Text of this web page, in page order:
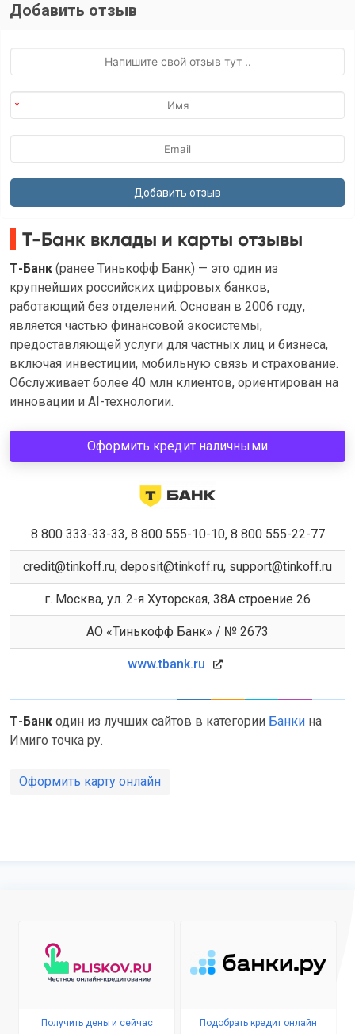
Добавить отзыв
Т-Банк вклады и карты отзывы
Т-Банк (ранее Тинькофф Банк) — это один из
крупнейших российских цифровых банков,
работающий без отделений. Основан в 2006 году,
является частью финансовой экосистемы,
предоставляющей услуги для частных лиц и бизнеса,
включая инвестиции, мобильную связь и страхование.
Обслуживает более 40 млн клиентов, ориентирован на
инновации и AI-технологии.
Оформить кредит наличными
8 800 333-33-33, 8 800 555-10-10, 8 800 555-22-77
credit@tinkoff.ru, deposit@tinkoff.ru, support@tinkoff.ru
г. Москва, ул. 2-я Хуторская, 38А строение 26
АО «Тинькофф Банк» / № 2673
www.tbank.ru
Т-Банк один из лучших сайтов в категории Банки на
Имиго точка ру.
Оформить карту онлайн
Получить деньги сейчас Подобрать кредит онлайн